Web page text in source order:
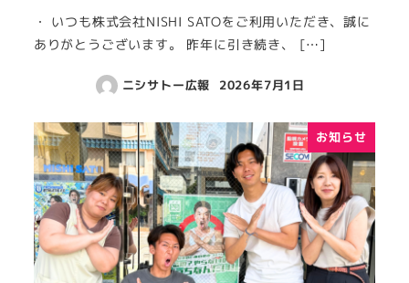
・ いつも株式会社NISHI SATOをご利用いただき、誠に
ありがとうございます。 昨年に引き続き、 […]
ニシサトー広報 2026年7月1日
お知らせ